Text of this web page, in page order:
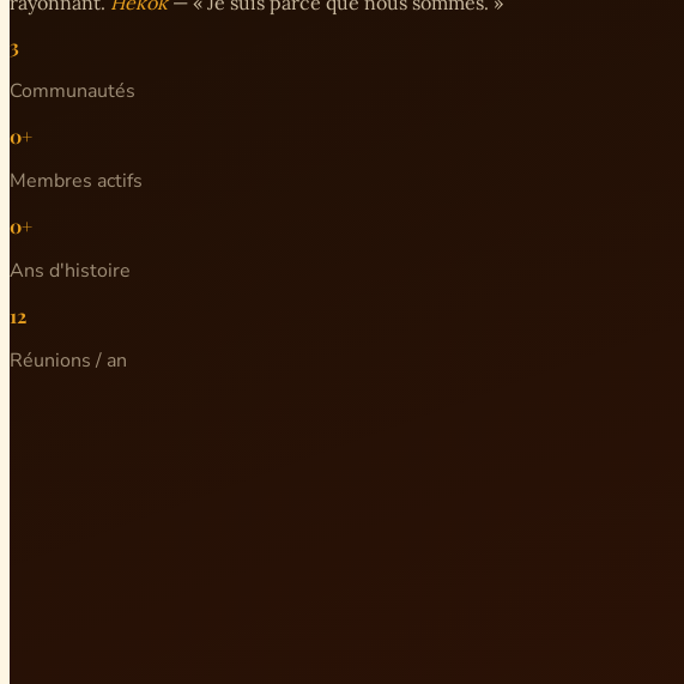
3
Communautés
0+
Membres actifs
0+
Ans d'histoire
12
Réunions / an